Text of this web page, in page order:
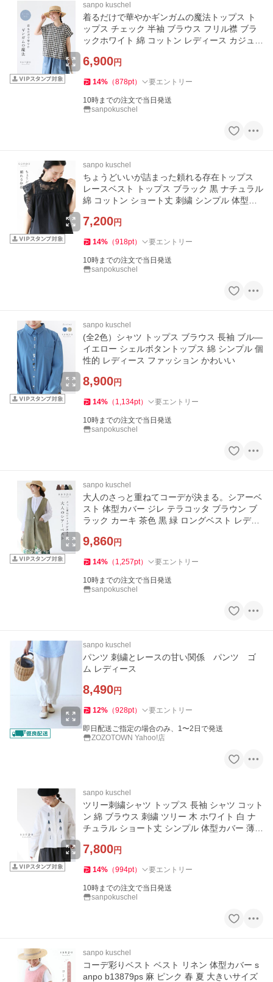
sanpo kuschel
着るだけで華やかギンガムの魔法トップス ト
ップス チェック 半袖 ブラウス フリル襟 ブラ
ックホワイト 綿 コットン レディース カジュア
6,900円
14% （878pt） 要エントリー
10時までの注文で当日発送
sanpokuschel
sanpo kuschel
ちょうどいいが詰まった頼れる存在トップス
レースベスト トップス ブラック 黒 ナチュラル
綿 コットン ショート丈 刺繍 シンプル 体型カ
7,200円
14% （918pt） 要エントリー
10時までの注文で当日発送
sanpokuschel
sanpo kuschel
(全2色）シャツ トップス ブラウス 長袖 ブル―
イエロー シェルボタントップス 綿 シンプル 個
性的 レディース ファッション かわいい
8,900円
14% （ 1,134pt） 要エントリー
10時までの注文で当日発送
sanpokuschel
sanpo kuschel
大人のさっと重ねてコーデが決まる。シアーベ
スト 体型カバー ジレ テラコッタ ブラウン ブ
ラック カーキ 茶色 黒 緑 ロングベスト レディ
9,860円
14% （ 1,257pt） 要エントリー
10時までの注文で当日発送
sanpokuschel
sanpo kuschel
パンツ 刺繍とレースの甘い関係 パンツ ゴ
ム レディース
8,490円
12% （928pt） 要エントリー
即日配送ご指定の場合のみ、1〜2日で発送
ZOZOTOWN Yahoo!店
sanpo kuschel
ツリー刺繍シャツ トップス 長袖 シャツ コット
ン 綿 ブラウス 刺繍 ツリー 木 ホワイト 白 ナ
チュラル ショート丈 シンプル 体型カバー 薄手
7,800円
14% （994pt） 要エントリー
10時までの注文で当日発送
sanpokuschel
sanpo kuschel
コーデ彩りベスト ベスト リネン 体型カバー s
anpo b13879ps 麻 ピンク 春 夏 大きいサイズ